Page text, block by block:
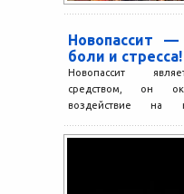
Новопассит
боли и стресса!
Новопассит
средством, он
воздействие на
устраняет
помогает при